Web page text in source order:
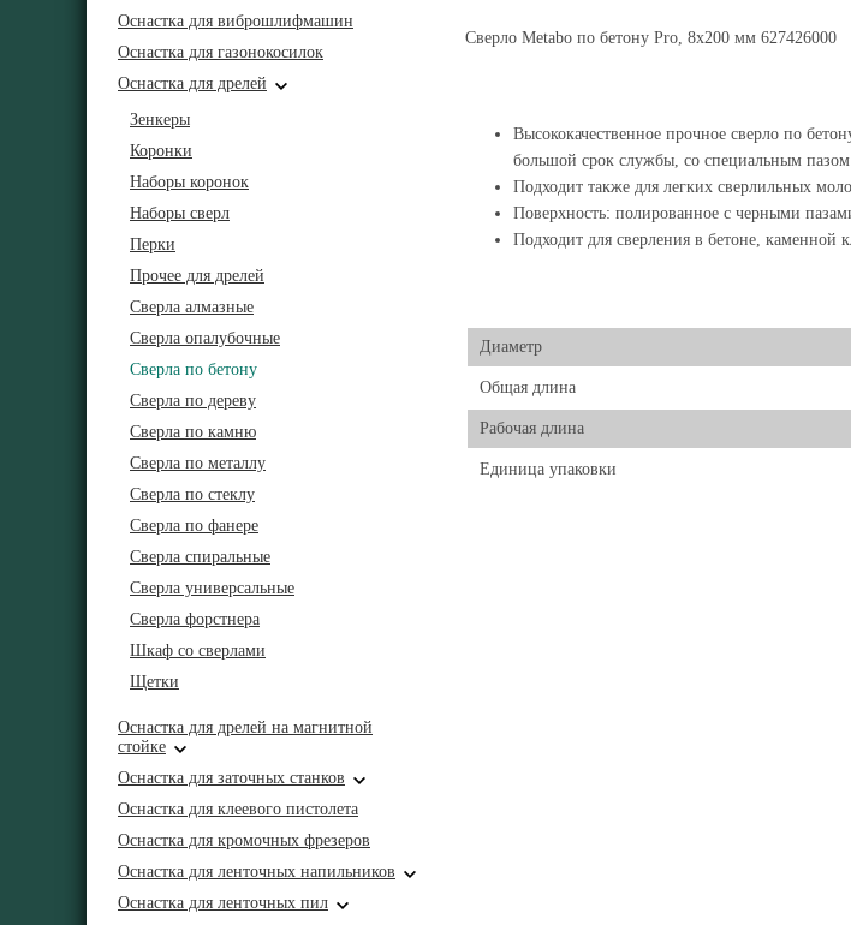
Оснастка для виброшлифмашин
Оснастка для газонокосилок
Оснастка для дрелей
Зенкеры
Коронки
Наборы коронок
Наборы сверл
Перки
Прочее для дрелей
Сверла алмазные
Сверла опалубочные
Сверла по бетону
Сверла по дереву
Сверла по камню
Сверла по металлу
Сверла по стеклу
Сверла по фанере
Сверла спиральные
Сверла универсальные
Сверла форстнера
Шкаф со сверлами
Щетки
Оснастка для дрелей на магнитной
стойке
Оснастка для заточных станков
Оснастка для клеевого пистолета
Оснастка для кромочных фрезеров
Оснастка для ленточных напильников
Оснастка для ленточных пил
Сверло Metabo по бетону Pro, 8х200 мм 627426000
Высококачественное прочное сверло по
большой срок службы, со специальным
Подходит также для легких сверлильных
Поверхность: полированное с черными
Подходит для сверления в бетоне, каменной
Диаметр
Общая длина
Рабочая длина
Единица упаковки